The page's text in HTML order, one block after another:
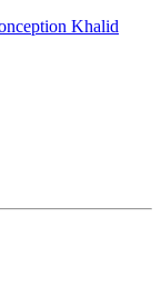
Khalid